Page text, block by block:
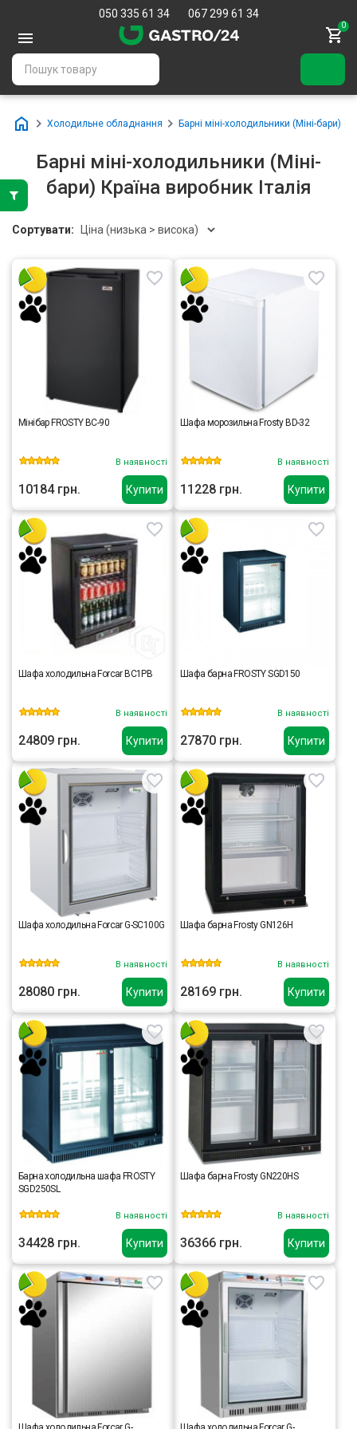
050 335 61 34 067 299 61 34
0
Холодильне обладнання Барні міні-холодильники (Міні-бари)
Барні міні-холодильники (Міні-
бари) Країна виробник Італія
Сортувати:
Купити
Мінібар FROSTY BC-90
В наявності
10184 грн. Купити
Шафа морозильна Frosty BD-32
В наявності
11228 грн.
Купити
Шафа холодильна Forcar BC1PB
В наявності
24809 грн. Купити
Шафа барна FROSTY SGD150
В наявності
27870 грн.
Купити
Шафа холодильна Forcar G-SC100G
В наявності
28080 грн. Купити
Шафа барна Frosty GN126H
В наявності
28169 грн.
Купити
Барна холодильна шафа FROSTY
SGD250SL
В наявності
34428 грн. Купити
Шафа барна Frosty GN220HS
В наявності
36366 грн.